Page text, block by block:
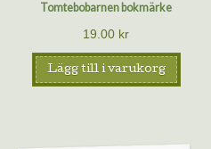
Tomtebobarnen bokmärke
19.00 kr
Lägg till i varukorg